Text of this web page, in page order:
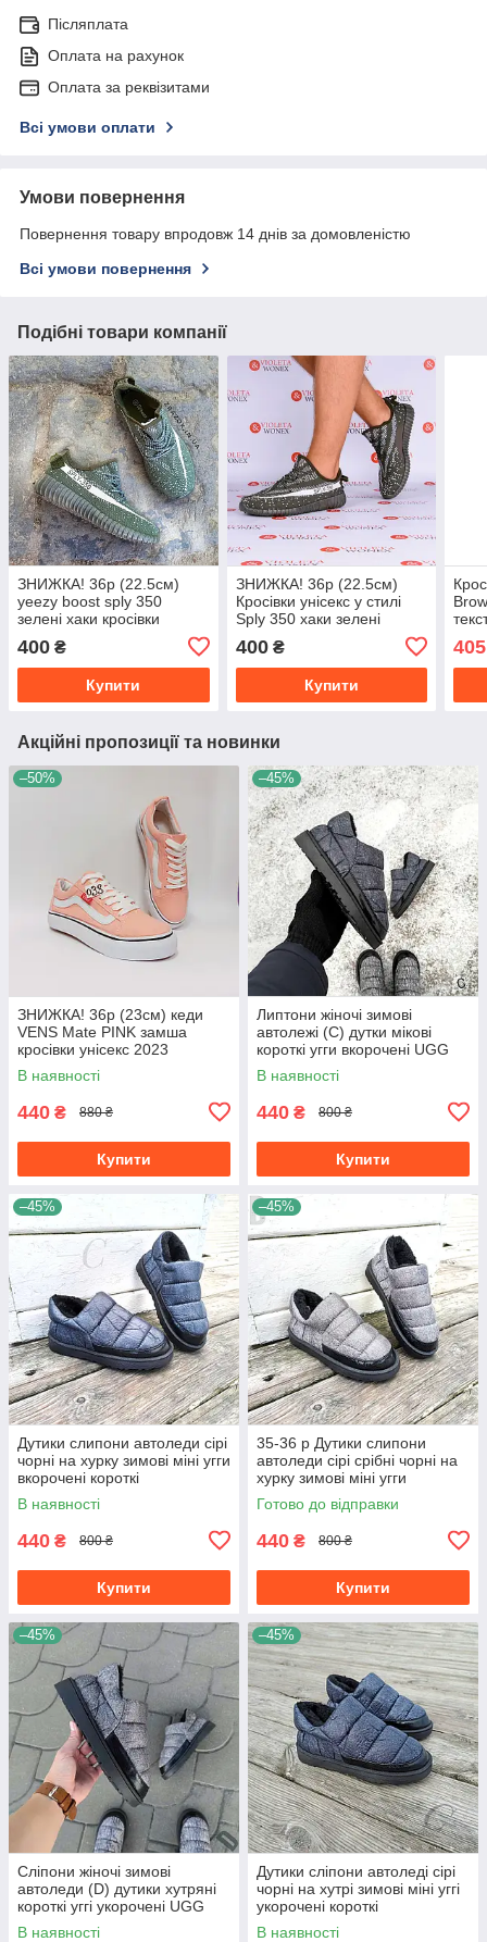
Післяплата
Оплата на рахунок
Оплата за реквізитами
Всі умови оплати
Умови повернення
Повернення товару впродовж 14 днів за домовленістю
Всі умови повернення
Подібні товари компанії
ЗНИЖКА! 36р (22.5см)
yeezy boost sply 350
зелені хаки кросівки
400 ₴
Купити
ЗНИЖКА! 36р (22.5см)
Кросівки унісекс у стилі
Sply 350 хаки зелені
400₴
Купити
405
Акційні пропозиції та новинки
–50%
ЗНИЖКА! 36р (23см) кеди
VENS Mate PINK замша
кросівки унісекс 2023
В наявності
440 ₴ 880 ₴
Купити
–45%
Липтони жіночі зимові
автолежі (C) дутки мікові
короткі угги вкорочені UGG
чорні шлепки уггі чорнерії
В наявності
440 ₴ 800 ₴
Купити
–45%
Дутики слипони автоледи сірі
чорні на хурку зимові міні угги
вкорочені короткі
В наявності
440 ₴ 800 ₴
Купити
–45%
35-36 р Дутики слипони
автоледи сірі срібні чорні на
хурку зимові міні угги
вкорочені короткі
Готово до відправки
440 ₴ 800 ₴
Купити
–45%
Сліпони жіночі зимові
автоледи (D) дутики хутряні
короткі уггі укорочені UGG
чорні шльопанці
В наявності
–45%
Дутики сліпони автоледі сірі
чорні на хутрі зимові міні уггі
укорочені короткі
В наявності